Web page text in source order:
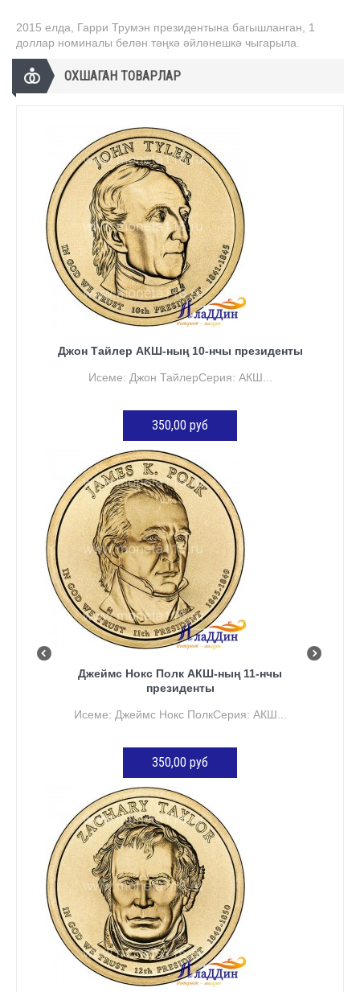
2015 елда, Гарри Трумэн президентына багышланган, 1
доллар номиналы белән тәңкә әйләнешкә чыгарыла.
ОХШАГАН ТОВАРЛАР
Джон Тайлер АКШ-ның 10-нчы президенты
Исеме: Джон ТайлерСерия: АКШ...
350,00 руб
КӘРҖИНГӘ ӨСТӘҮ
Джеймс Нокс Полк АКШ-ның 11-нчы
президенты
Исеме: Джеймс Нокс ПолкСерия: АКШ...
350,00 руб
КӘРҖИНГӘ ӨСТӘҮ